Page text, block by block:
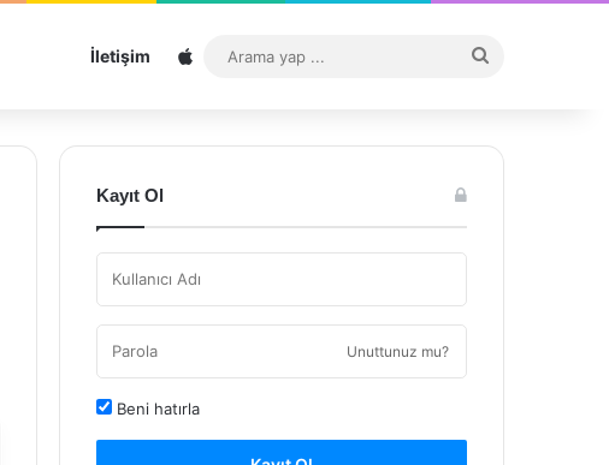
İletişim Sitemap
...
Kayıt Ol
Unuttunuz mu?
Beni hatırla